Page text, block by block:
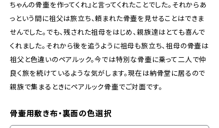
ちゃんの骨壷を作ってくれ』と言ってくれたことでした。それからあ
っという間に祖父は旅立ち、頼まれた骨壷を見せることはできま
せんでした。でも、残された祖母をはじめ、親族達はとても喜んで
くれました。それから後を追うように祖母も旅立ち、祖母の骨壷は
祖父と色違いのペアルック。今では特別な骨壷に乗って二人で仲
良く旅を続けているような気がします。現在は納骨堂に居るので
親族で集まるときにペアルック骨壷でご対面です。
骨壷用敷き布・裏面の色選択